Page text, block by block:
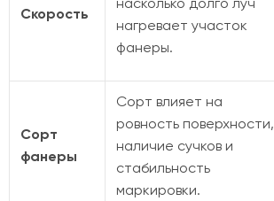
Скорость
нагревает участок
фанеры.
Сорт
фанеры
Сорт влияет на
ровность поверхности,
наличие сучков и
стабильность
маркировки.